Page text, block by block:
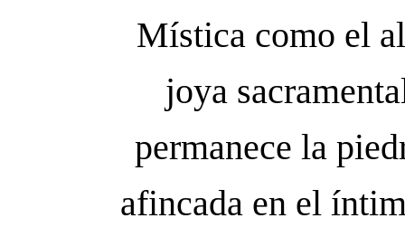
Mística como el
joya
permanece la
afincada en el